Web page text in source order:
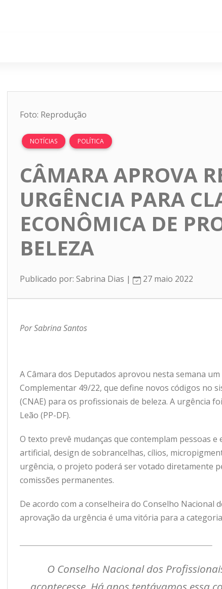
Foto: Reprodução
NOTÍCIAS POLÍTICA
CÂMARA APROVA
URGÊNCIA PARA
ECONÔMICA DE
BELEZA
Publicado por: Sabrina Dias | 27 maio 2022
Por Sabrina Santos
A Câmara dos Deputados aprovou nesta semana
Complementar 49/22, que define novos códigos no
(CNAE) para os profissionais de beleza. A urgência
Leão (PP-DF).
O texto prevê mudanças que contemplam pessoas
artificial, design de sobrancelhas, cílios,
urgência, o projeto poderá ser votado diretamente
comissões permanentes.
De acordo com a conselheira do Conselho Nacional
aprovação da urgência é uma vitória para a
O Conselho Nacional dos